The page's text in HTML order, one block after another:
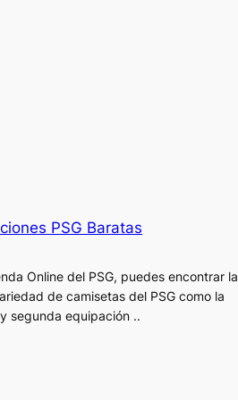
PSG Baratas
Online del PSG, puedes encontrar la
de camisetas del PSG como la
segunda equipación ..